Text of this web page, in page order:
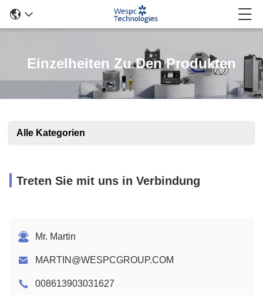
Einzelheiten Zu Den Produkten
Alle Kategorien
Treten Sie mit uns in Verbindung
Mr. Martin
MARTIN@WESPCGROUP.COM
008613903031627